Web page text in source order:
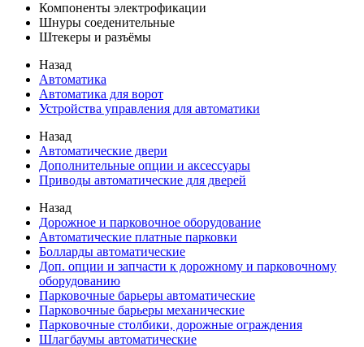
Компоненты электрофикации
Шнуры соеденительные
Штекеры и разъёмы
Назад
Автоматика
Автоматика для ворот
Устройства управления для автоматики
Назад
Автоматические двери
Дополнительные опции и аксессуары
Приводы автоматические для дверей
Назад
Дорожное и парковочное оборудование
Автоматические платные парковки
Болларды автоматические
Доп. опции и запчасти к дорожному и парковочному
оборудованию
Парковочные барьеры автоматические
Парковочные барьеры механические
Парковочные столбики, дорожные ограждения
Шлагбаумы автоматические